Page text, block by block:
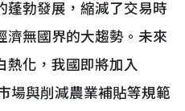
蓬勃發展，縮減了交易時
濟無國界的大趨勢。未來
熱化，我國即將加入
場與削減農業補貼等規範